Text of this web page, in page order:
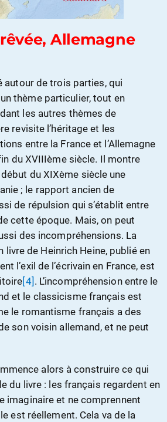
Allemagne
autour de trois parties, qui
thème particulier, tout en
les autres thèmes de
revisite l’héritage et les
entre la France et l’Allemagne
du XVIIIème siècle. Il montre
du XIXème siècle une
; le rapport ancien de
de répulsion qui s’établit entre
cette époque. Mais, on peut
des incompréhensions. La
livre de Heinrich Heine, publié en
l’exil de l’écrivain en France, est
[4] . L’incompréhension entre le
et le classicisme français est
le romantisme français a des
son voisin allemand, et ne peut
alors à construire ce qui
du livre : les français regardent en
imaginaire et ne comprennent
est réellement. Cela va de la